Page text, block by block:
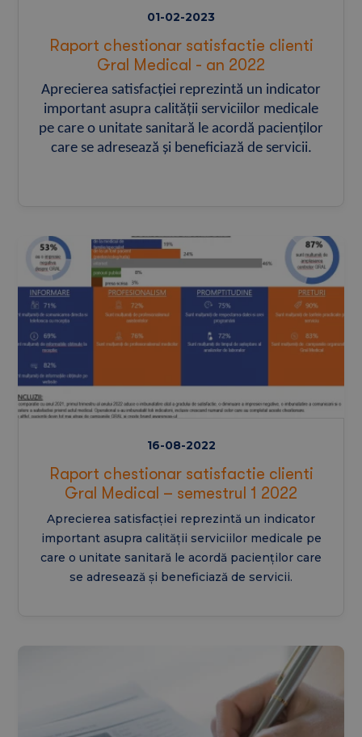
01-02-2023
Raport chestionar satisfactie clienti
Gral Medical - an 2022
Aprecierea satisfacției reprezintă un indicator
important asupra calității serviciilor medicale
pe care o unitate sanitară le acordă pacienților
care se adresează și beneficiază de servicii.
16-08-2022
Raport chestionar satisfactie clienti
Gral Medical – semestrul 1 2022
Aprecierea satisfacției reprezintă un indicator
important asupra calității serviciilor medicale pe
care o unitate sanitară le acordă pacienților care
se adresează și beneficiază de servicii.